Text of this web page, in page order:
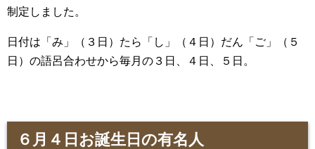
制定しました。
日付は「み」（３日）たら「し」（４日）だん「ご」（５
日）の語呂合わせから毎月の３日、４日、５日。
６月４日お誕生日の有名人